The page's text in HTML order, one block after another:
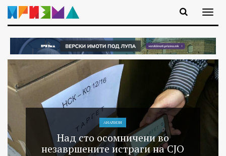
АНАЛИЗИ
Над сто осомничени во
незавршените истраги на СЈО